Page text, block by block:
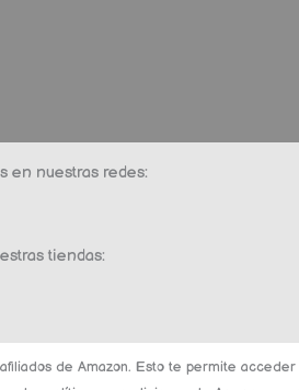
en nuestras redes:
tiendas:
de Amazon. Esto te permite